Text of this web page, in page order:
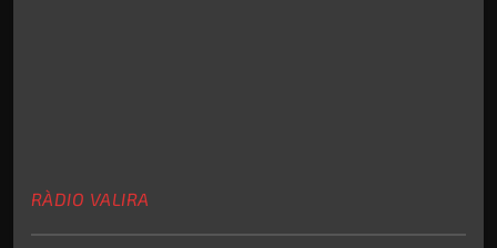
RÀDIO VALIRA